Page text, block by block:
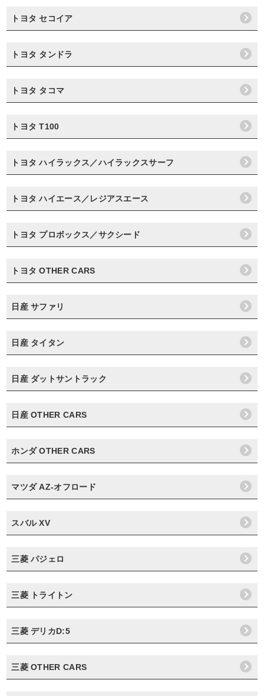
トヨタ セコイア
トヨタ タンドラ
トヨタ タコマ
トヨタ T100
トヨタ ハイラックス／ハイラックスサーフ
トヨタ ハイエース／レジアスエース
トヨタ プロボックス／サクシード
トヨタ OTHER CARS
日産 サファリ
日産 タイタン
日産 ダットサントラック
日産 OTHER CARS
ホンダ OTHER CARS
マツダ AZ-オフロード
スバル XV
三菱 パジェロ
三菱 トライトン
三菱 デリカD:5
三菱 OTHER CARS